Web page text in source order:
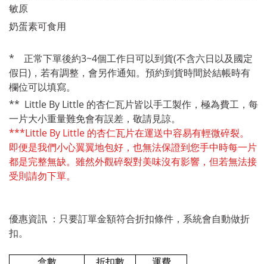
敏原
奶蛋素可食用
* 正常下單後約3~4個工作日可以到貨(不含六日以及國定
假日) ，若有調整，會另作通知。預約到貨時間於結帳時有
欄位可以填寫。
** Little By Little 的杏仁瓦片皆以手工製作，極為費工，每
一片大小重量難免會有誤差，敬請見諒。
***Little By Little 的杏仁瓦片在運送中容易有輕微碎裂。
即便是我們小心翼翼地包好，也無法保證到您手中時每一片
都是完整無缺。雖然外觀碎裂對美味沒有影響，但若無法接
受則請勿下單。
優惠資訊 ： 只要訂單金額符合折扣條件，系統會自動做折
扣。